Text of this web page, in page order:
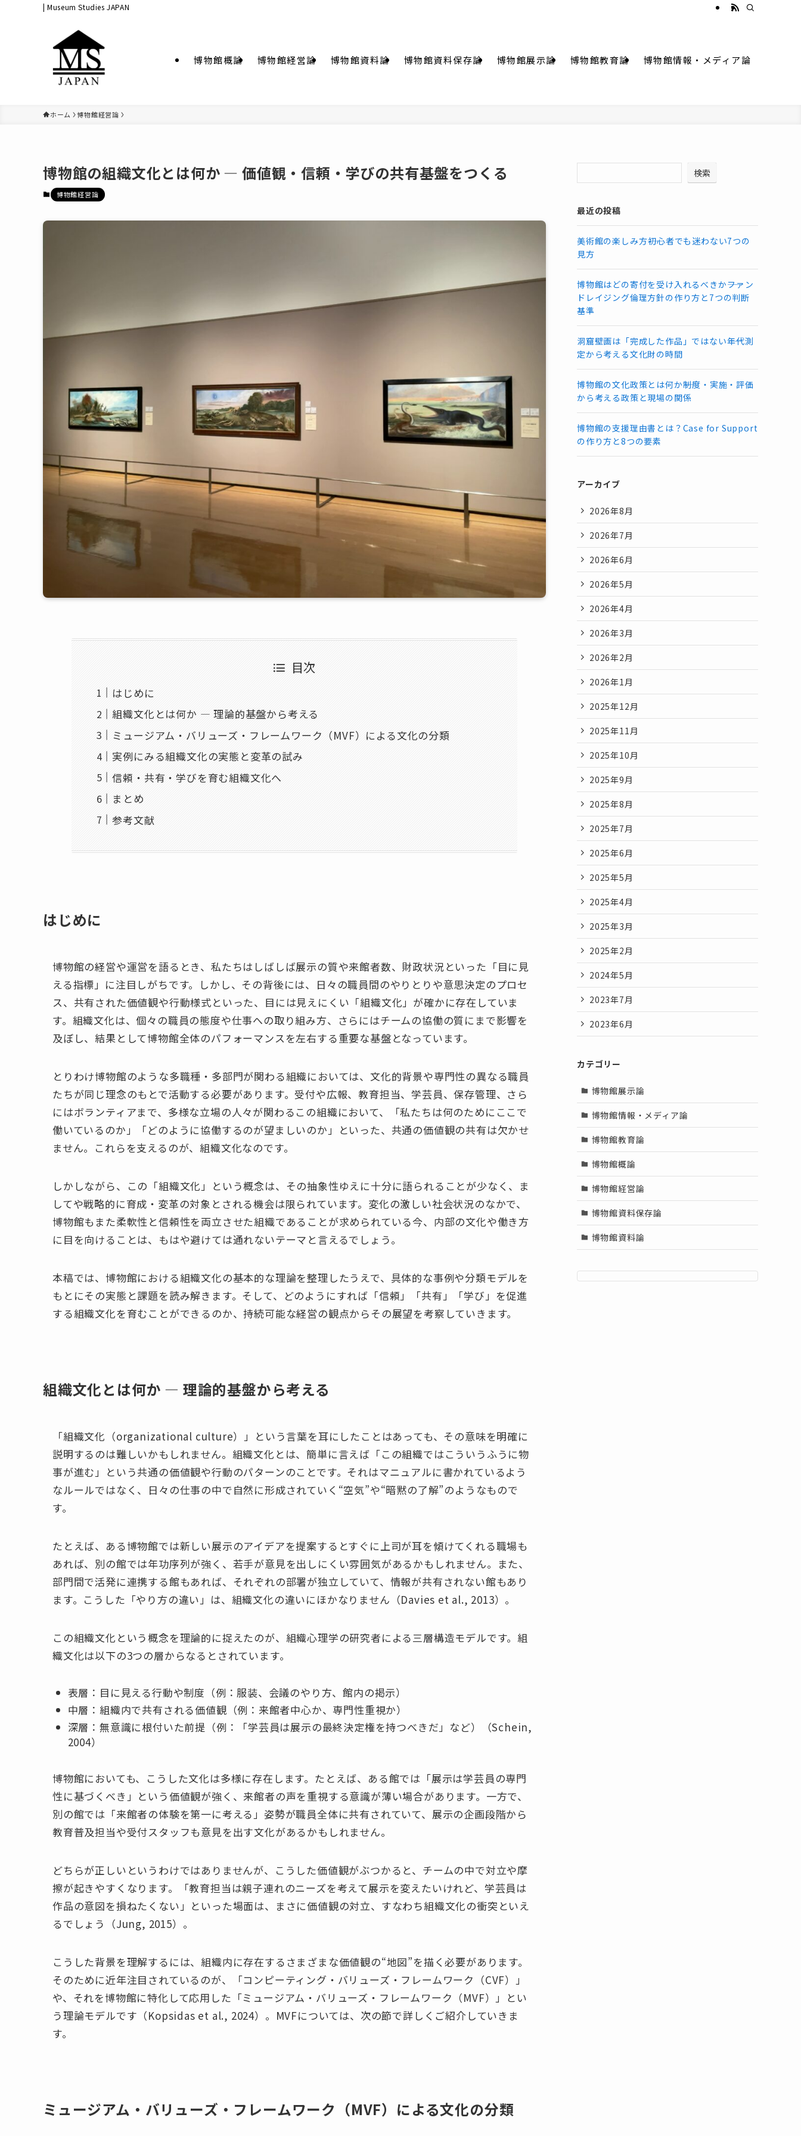
| Museum Studies JAPAN
博物館概論 博物館経営論 博物館資料論 博物館資料保存論 博物館展示論 博物館教育論 博物館情報・メディア論
ホーム 博物館経営論
博物館の組織文化とは何か ― 価値観・信頼・学びの共有基盤をつくる
博物館経営論
目次
はじめに
組織文化とは何か ― 理論的基盤から考える
ミュージアム・バリューズ・フレームワーク（MVF）による文化の分類
実例にみる組織文化の実態と変革の試み
信頼・共有・学びを育む組織文化へ
まとめ
参考文献
はじめに
博物館の経営や運営を語るとき、私たちはしばしば展示の質や来館者数、財政状況といった「目に見
える指標」に注目しがちです。しかし、その背後には、日々の職員間のやりとりや意思決定のプロセ
ス、共有された価値観や行動様式といった、目には見えにくい「組織文化」が確かに存在していま
す。組織文化は、個々の職員の態度や仕事への取り組み方、さらにはチームの協働の質にまで影響を
及ぼし、結果として博物館全体のパフォーマンスを左右する重要な基盤となっています。
とりわけ博物館のような多職種・多部門が関わる組織においては、文化的背景や専門性の異なる職員
たちが同じ理念のもとで活動する必要があります。受付や広報、教育担当、学芸員、保存管理、さら
にはボランティアまで、多様な立場の人々が関わるこの組織において、「私たちは何のためにここで
働いているのか」「どのように協働するのが望ましいのか」といった、共通の価値観の共有は欠かせ
ません。これらを支えるのが、組織文化なのです。
しかしながら、この「組織文化」という概念は、その抽象性ゆえに十分に語られることが少なく、ま
してや戦略的に育成・変革の対象とされる機会は限られています。変化の激しい社会状況のなかで、
博物館もまた柔軟性と信頼性を両立させた組織であることが求められている今、内部の文化や働き方
に目を向けることは、もはや避けては通れないテーマと言えるでしょう。
本稿では、博物館における組織文化の基本的な理論を整理したうえで、具体的な事例や分類モデルを
もとにその実態と課題を読み解きます。そして、どのようにすれば「信頼」「共有」「学び」を促進
する組織文化を育むことができるのか、持続可能な経営の観点からその展望を考察していきます。
組織文化とは何か ― 理論的基盤から考える
「組織文化（organizational culture）」という言葉を耳にしたことはあっても、その意味を明確に
説明するのは難しいかもしれません。組織文化とは、簡単に言えば「この組織ではこういうふうに物
事が進む」という共通の価値観や行動のパターンのことです。それはマニュアルに書かれているよう
なルールではなく、日々の仕事の中で自然に形成されていく“空気”や“暗黙の了解”のようなもので
す。
たとえば、ある博物館では新しい展示のアイデアを提案するとすぐに上司が耳を傾けてくれる職場も
あれば、別の館では年功序列が強く、若手が意見を出しにくい雰囲気があるかもしれません。また、
部門間で活発に連携する館もあれば、それぞれの部署が独立していて、情報が共有されない館もあり
ます。こうした「やり方の違い」は、組織文化の違いにほかなりません（Davies et al., 2013）。
この組織文化という概念を理論的に捉えたのが、組織心理学の研究者による三層構造モデルです。組
織文化は以下の3つの層からなるとされています。
表層：目に見える行動や制度（例：服装、会議のやり方、館内の掲示）
中層：組織内で共有される価値観（例：来館者中心か、専門性重視か）
深層：無意識に根付いた前提（例：「学芸員は展示の最終決定権を持つべきだ」など）（Schein,
2004）
博物館においても、こうした文化は多様に存在します。たとえば、ある館では「展示は学芸員の専門
性に基づくべき」という価値観が強く、来館者の声を重視する意識が薄い場合があります。一方で、
別の館では「来館者の体験を第一に考える」姿勢が職員全体に共有されていて、展示の企画段階から
教育普及担当や受付スタッフも意見を出す文化があるかもしれません。
どちらが正しいというわけではありませんが、こうした価値観がぶつかると、チームの中で対立や摩
擦が起きやすくなります。「教育担当は親子連れのニーズを考えて展示を変えたいけれど、学芸員は
作品の意図を損ねたくない」といった場面は、まさに価値観の対立、すなわち組織文化の衝突といえ
るでしょう（Jung, 2015）。
こうした背景を理解するには、組織内に存在するさまざまな価値観の“地図”を描く必要があります。
そのために近年注目されているのが、「コンピーティング・バリューズ・フレームワーク（CVF）」
や、それを博物館に特化して応用した「ミュージアム・バリューズ・フレームワーク（MVF）」とい
う理論モデルです（Kopsidas et al., 2024）。MVFについては、次の節で詳しくご紹介していきま
す。
ミュージアム・バリューズ・フレームワーク（MVF）による文化の分類
検索
最近の投稿
美術館の楽しみ方――初心者でも迷わない7つの
見方
博物館はどの寄付を受け入れるべきか――ファン
ドレイジング倫理方針の作り方と7つの判断
基準
洞窟壁画は「完成した作品」ではない――年代測
定から考える文化財の時間
博物館の文化政策とは何か――制度・実施・評価
から考える政策と現場の関係
博物館の支援理由書とは？Case for Support
の作り方と8つの要素
アーカイブ
2026年8月
2026年7月
2026年6月
2026年5月
2026年4月
2026年3月
2026年2月
2026年1月
2025年12月
2025年11月
2025年10月
2025年9月
2025年8月
2025年7月
2025年6月
2025年5月
2025年4月
2025年3月
2025年2月
2024年5月
2023年7月
2023年6月
カテゴリー
博物館展示論
博物館情報・メディア論
博物館教育論
博物館概論
博物館経営論
博物館資料保存論
博物館資料論